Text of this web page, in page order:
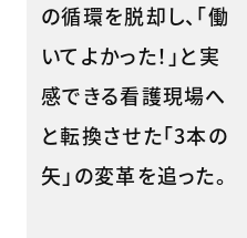
の循環を脱却し、「働
いてよかった！」と実
感できる看護現場へ
と転換させた「3本の
矢」の変革を追った。